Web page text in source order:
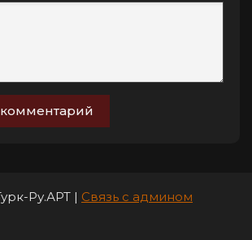
Ру.АРТ | Связь с админом